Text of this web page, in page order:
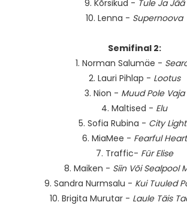
9. Kõrsikud - Tule Ja Jää
10. Lenna - Supernoova
Semifinal 2:
1. Norman Salumäe -
2. Lauri Pihlap - Lootus
3. Nion - Muud Pole Vaja
4. Maltised - Elu
5. Sofia Rubina - City
6. MiaMee - Fearful Heart
7. Traffic- Für Elise
8. Maiken - Siin Või Sealpool
9. Sandra Nurmsalu - Kui Tuuled
10. Brigita Murutar - Laule Täis